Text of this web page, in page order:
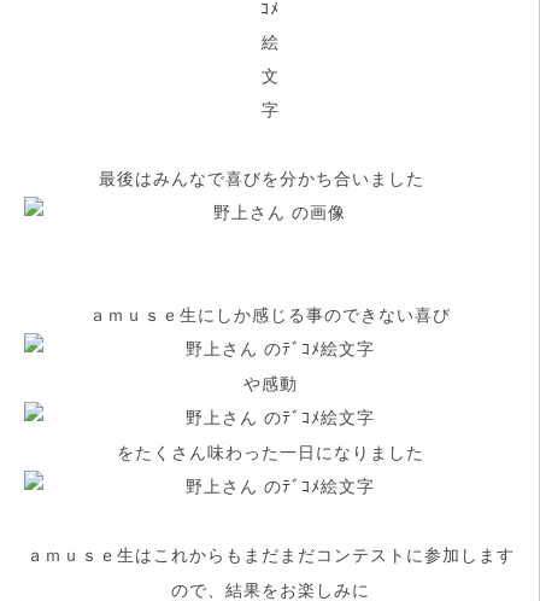
最後はみんなで喜びを分かち合いました
ａｍｕｓｅ生にしか感じる事のできない喜び
や感動
をたくさん味わった一日になりました
ａｍｕｓｅ生はこれからもまだまだコンテストに参加します
ので、結果をお楽しみに